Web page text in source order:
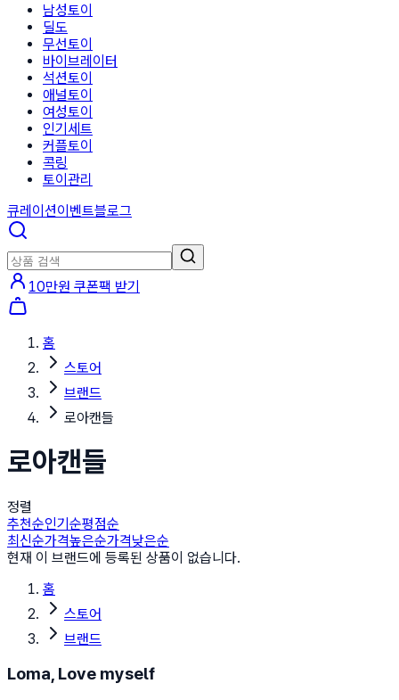
남성토이
딜도
무선토이
바이브레이터
석션토이
애널토이
여성토이
인기세트
커플토이
콕링
토이관리
큐레이션이벤트블로그
10만원 쿠폰팩 받기
홈
스토어
브랜드
로아캔들
로아캔들
정렬
추천순인기순평점순
최신순가격높은순가격낮은순
현재 이 브랜드에 등록된 상품이 없습니다.
홈
스토어
브랜드
Loma, Love myself